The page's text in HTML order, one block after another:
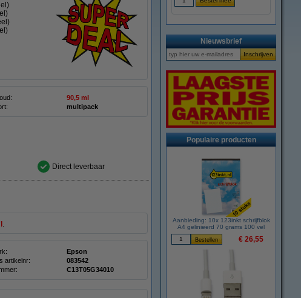
)
)
)
90,5 ml
multipack
Direct leverbaar
.
Epson
artikelnr:
083542
C13T05G34010
Nieuwsbrief
Populaire producten
Aanbieding: 10x 123inkt schrijfblok
A4 gelinieerd 70 grams 100 vel
€ 26,55